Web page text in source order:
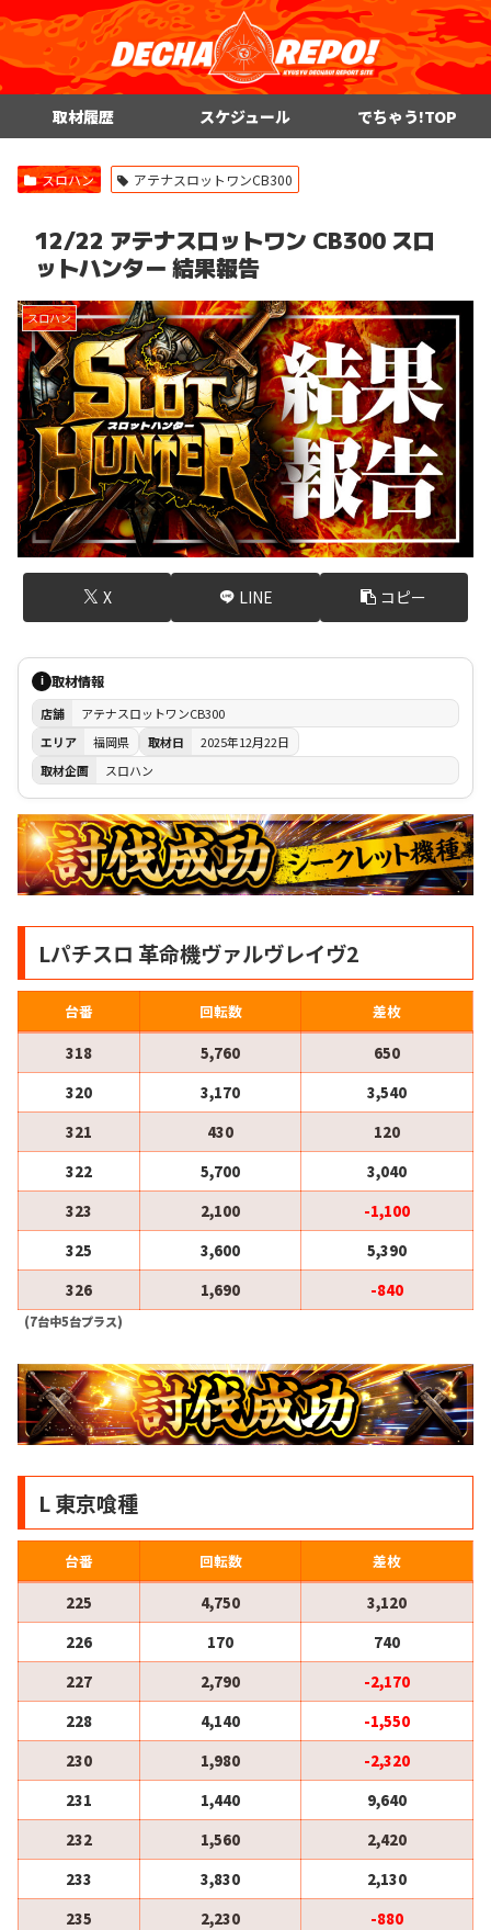
取材履歴 スケジュール でちゃう!TOP
スロハン アテナスロットワンCB300
12/22 アテナスロットワン CB300 スロ
ットハンター 結果報告
スロハン
X LINE コピー
i 取材情報
店舗
アテナスロットワンCB300
エリア
福岡県 取材日
2025年12月22日
取材企画
スロハン
Lパチスロ 革命機ヴァルヴレイヴ2
台番 回転数
差枚
318
5,760
650
320
3,170
3,540
321
430
120
322
5,700
3,040
323
2,100
-1,100
325
3,600
5,390
326
1,690 -840
(7台中5台プラス)
L 東京喰種
台番 回転数
差枚
225
4,750
3,120
226
170
740
227
2,790
-2,170
228
4,140
-1,550
230
1,980
-2,320
231
1,440
9,640
232
1,560
2,420
233
3,830
2,130
235
2,230
-880